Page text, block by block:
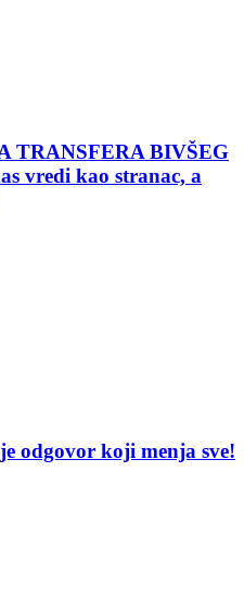
TRANSFERA BIVŠEG
vredi kao stranac, a
odgovor koji menja sve!